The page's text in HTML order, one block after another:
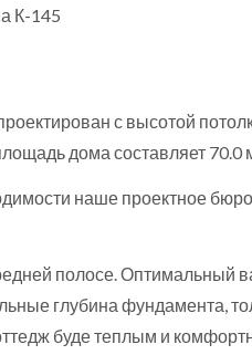
с высотой
дома составляет 70.0
наше проектное
полосе. Оптимальный
глубина фундамента,
буде теплым и